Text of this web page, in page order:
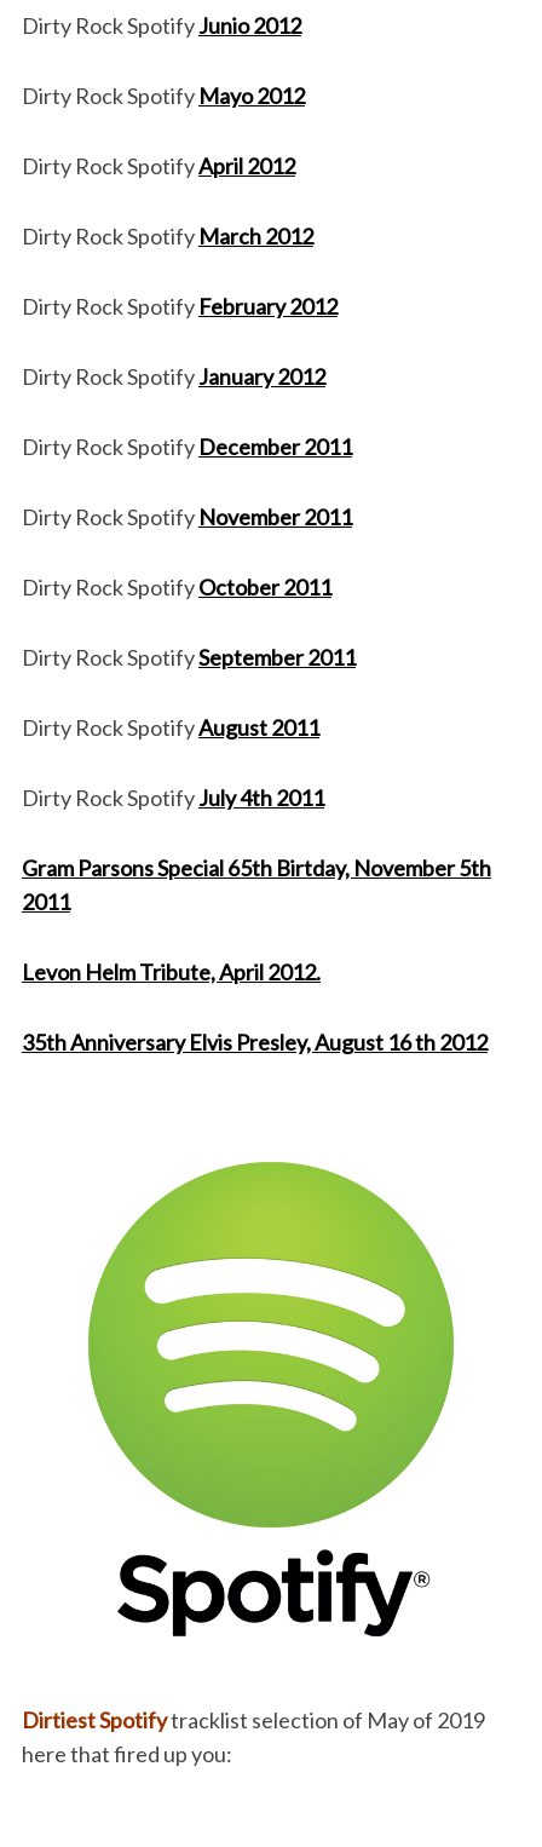
Dirty Rock SpotifyJunio 2012
Dirty Rock Spotify Mayo 2012
Dirty Rock SpotifyApril 2012
Dirty Rock Spotify March 2012
Dirty Rock Spotify February 2012
Dirty Rock SpotifyJanuary 2012
Dirty Rock Spotify December 2011
Dirty Rock Spotify November 2011
Dirty Rock SpotifyOctober 2011
Dirty Rock SpotifySeptember 2011
Dirty Rock SpotifyAugust 2011
Dirty Rock SpotifyJuly 4th 2011
Gram Parsons Special 65th Birtday, November 5th
2011
Levon Helm Tribute, April 2012.
35th Anniversary Elvis Presley, August 16 th 2012
Dirtiest Spotifytracklist selection of May of 2019
here that fired up you: